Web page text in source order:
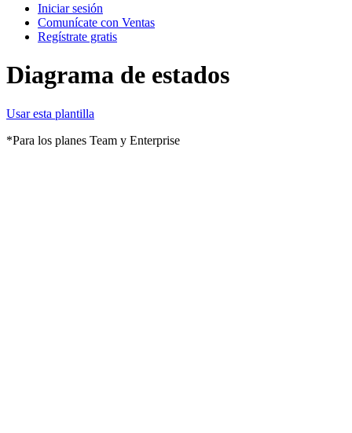
Iniciar sesión
Comunícate con Ventas
Regístrate gratis
Diagrama de estados
Usar esta plantilla
*Para los planes Team y Enterprise